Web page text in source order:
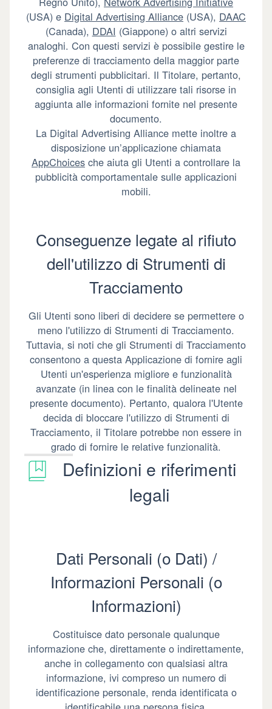
(USA) e Digital Advertising Alliance (USA), DAAC
(Canada), DDAI (Giappone) o altri servizi
analoghi. Con questi servizi è possibile gestire le
preferenze di tracciamento della maggior parte
degli strumenti pubblicitari. Il Titolare, pertanto,
consiglia agli Utenti di utilizzare tali risorse in
aggiunta alle informazioni fornite nel presente
documento.
La Digital Advertising Alliance mette inoltre a
disposizione un’applicazione chiamata
AppChoices che aiuta gli Utenti a controllare la
pubblicità comportamentale sulle applicazioni
mobili.
Conseguenze legate al rifiuto
dell'utilizzo di Strumenti di
Tracciamento
Gli Utenti sono liberi di decidere se permettere o
meno l'utilizzo di Strumenti di Tracciamento.
Tuttavia, si noti che gli Strumenti di Tracciamento
consentono a questa Applicazione di fornire agli
Utenti un'esperienza migliore e funzionalità
avanzate (in linea con le finalità delineate nel
presente documento). Pertanto, qualora l'Utente
decida di bloccare l'utilizzo di Strumenti di
Tracciamento, il Titolare potrebbe non essere in
grado di fornire le relative funzionalità.
Definizioni e riferimenti
legali
Dati Personali (o Dati) /
Informazioni Personali (o
Informazioni)
Costituisce dato personale qualunque
informazione che, direttamente o indirettamente,
anche in collegamento con qualsiasi altra
informazione, ivi compreso un numero di
identificazione personale, renda identificata o